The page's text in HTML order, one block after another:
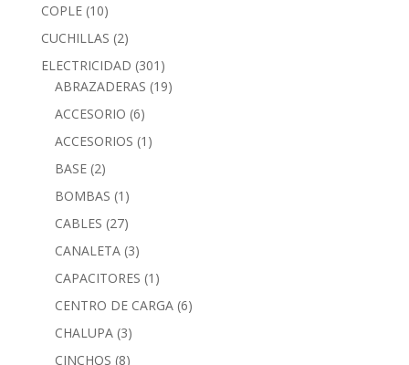
COPLE (10)
CUCHILLAS (2)
ELECTRICIDAD (301)
ABRAZADERAS (19)
ACCESORIO (6)
ACCESORIOS (1)
BASE (2)
BOMBAS (1)
CABLES (27)
CANALETA (3)
CAPACITORES (1)
CENTRO DE CARGA (6)
CHALUPA (3)
CINCHOS (8)